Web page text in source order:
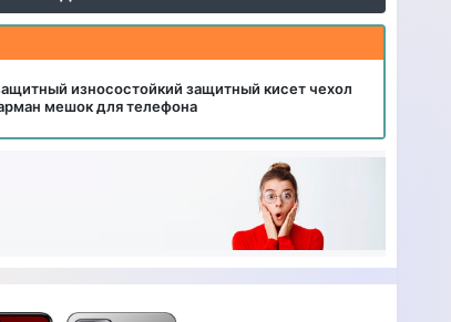
износостойкий защитный кисет чехол
мешок для телефона